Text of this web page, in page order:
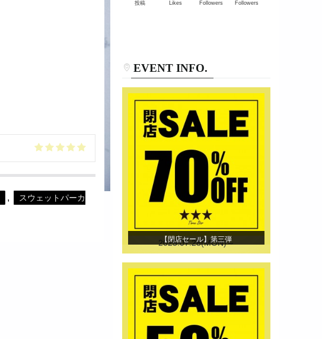
, スウェットパーカ
投稿 Likes Followers Followers
EVENT INFO.
【閉店セール】第三弾
2025.07.28(MON)～